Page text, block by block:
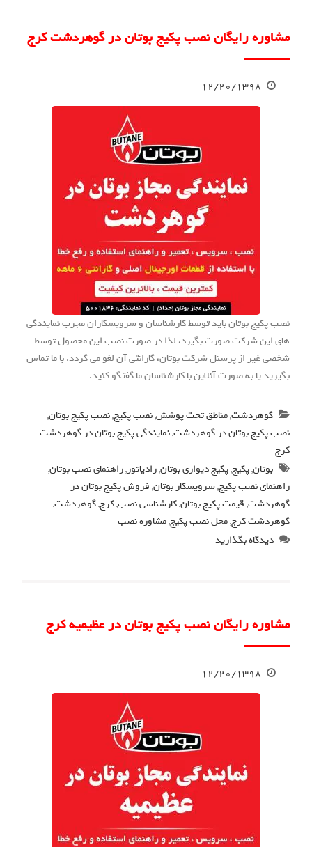
مشاوره رایگان نصب پکیج بوتان در گوهردشت کرج
۱۲/۲۰/۱۳۹۸
نصب پکیج بوتان باید توسط کارشناسان و سرویسکاران مجرب نمایندگی
های این شرکت صورت بگیرد، لذا در صورت نصب این محصول توسط
شخصی غیر از پرسنل شرکت بوتان، گارانتی آن لغو می گردد. با ما تماس
بگیرید یا به صورت آنلاین با کارشناسان ما گفتگو کنید.
گوهردشت,مناطق تحت پوشش,نصب پکیج,نصب پکیج بوتان,
نصب پکیج بوتان در گوهردشت,نمایندگی پکیج بوتان در گوهردشت
کرج
بوتان,پکیج,پکیج دیواری بوتان,رادیاتور,راهنمای نصب بوتان,
راهنمای نصب پکیج,سرویسکار بوتان,فروش پکیج بوتان در
گوهردشت,قیمت پکیج بوتان,کارشناسی نصب,کرج,گوهردشت,
گوهردشت کرج,محل نصب پکیج,مشاوره نصب
دیدگاه بگذارید
مشاوره رایگان نصب پکیج بوتان در عظیمیه کرج
۱۲/۲۰/۱۳۹۸